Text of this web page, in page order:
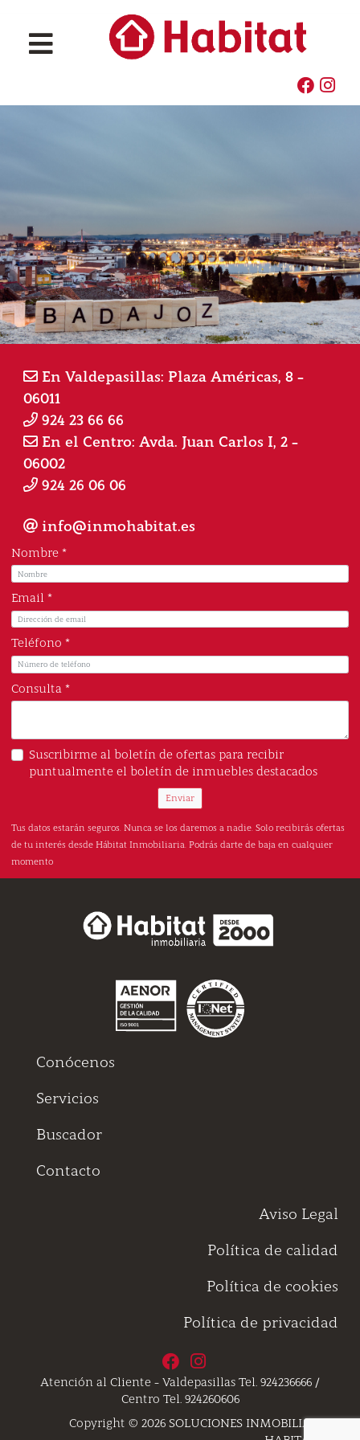
En Valdepasillas: Plaza Américas, 8 -
06011
924 23 66 66
En el Centro: Avda. Juan Carlos I, 2 -
06002
924 26 06 06
info@inmohabitat.es
Nombre *
Email *
Teléfono *
Consulta *
Suscribirme al boletín de ofertas para recibir
puntualmente el boletín de inmuebles destacados
Enviar
Tus datos estarán seguros. Nunca se los daremos a nadie. Solo recibirás ofertas
de tu interés desde Hábitat Inmobiliaria. Podrás darte de baja en cualquier
momento
Conócenos
Servicios
Buscador
Contacto
Aviso Legal
Política de calidad
Política de cookies
Política de privacidad
Atención al Cliente - Valdepasillas Tel. 924236666 /
Centro Tel. 924260606
Copyright © 2026 SOLUCIONES INMOBILIARIAS